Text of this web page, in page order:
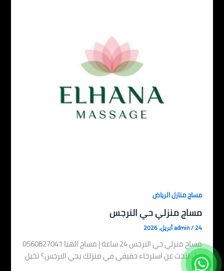
مساج منازل الرياض
مساج منزلي حي النرجس
admin/24 أبريل، 2026
مساج منزلي حي النرجس 24 ساعة | مساج الهنا 0560827041
هل تبحث عن استرخاء حقيقي في منزلك بحي النرجس؟ تخيل
[…]